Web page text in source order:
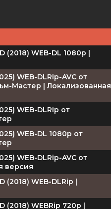
(2018) WEB-DL 1080p |
WEB-DLRip-AVC от
Мастер | Локализованная
WEB-DLRip от
WEB-DL 1080p от
WEB-DLRip-AVC от
версия
(2018) WEB-DLRip |
(2018) WEBRip 720p |